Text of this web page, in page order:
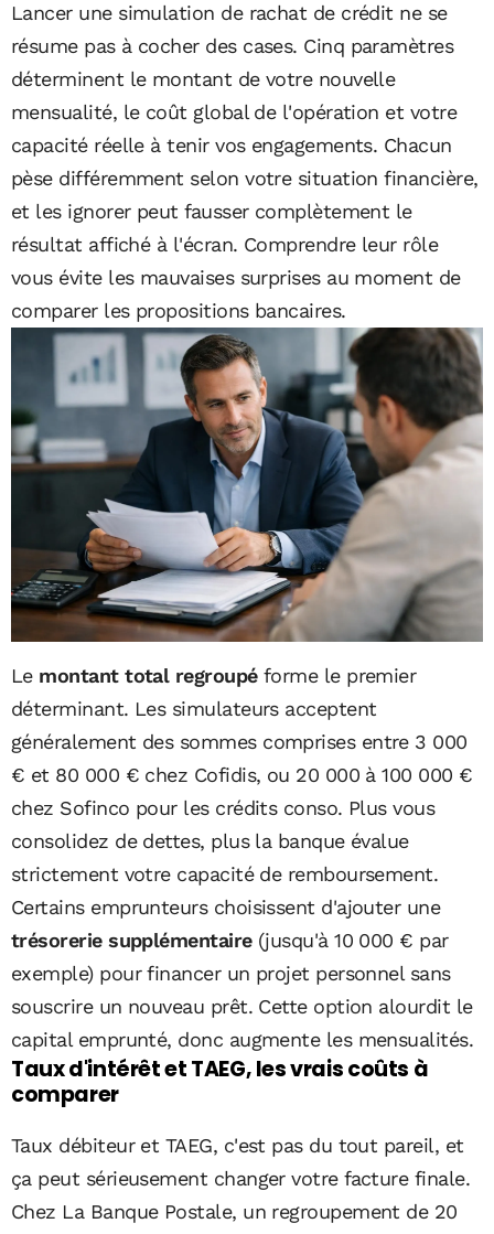
Lancer une simulation de rachat de crédit ne se
résume pas à cocher des cases. Cinq paramètres
déterminent le montant de votre nouvelle
mensualité, le coût global de l'opération et votre
capacité réelle à tenir vos engagements. Chacun
pèse différemment selon votre situation financière,
et les ignorer peut fausser complètement le
résultat affiché à l'écran. Comprendre leur rôle
vous évite les mauvaises surprises au moment de
comparer les propositions bancaires.
Le montant total regroupéforme le premier
déterminant. Les simulateurs acceptent
généralement des sommes comprises entre 3 000
€ et 80 000 € chez Cofidis, ou 20 000 à 100 000 €
chez Sofinco pour les crédits conso. Plus vous
consolidez de dettes, plus la banque évalue
strictement votre capacité de remboursement.
Certains emprunteurs choisissent d'ajouter une
trésorerie supplémentaire(jusqu'à 10 000 € par
exemple) pour financer un projet personnel sans
souscrire un nouveau prêt. Cette option alourdit le
capital emprunté, donc augmente les mensualités.
Taux d'intérêt et TAEG, les vrais coûts à
comparer
Taux débiteur et TAEG, c'est pas du tout pareil, et
ça peut sérieusement changer votre facture finale.
Chez La Banque Postale, un regroupement de 20